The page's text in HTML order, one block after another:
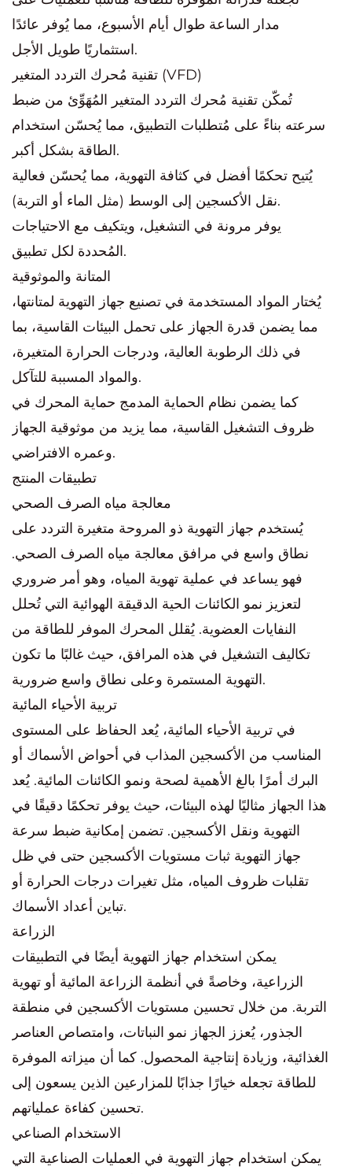
مدار الساعة طوال أيام الأسبوع، مما يُوفر عائدًا
استثماريًا طويل الأجل.
تقنية مُحرك التردد المتغير (VFD)
تُمكّن تقنية مُحرك التردد المتغير المُهَوِّئ من ضبط
سرعته بناءً على مُتطلبات التطبيق، مما يُحسّن استخدام
الطاقة بشكل أكبر.
يُتيح تحكمًا أفضل في كثافة التهوية، مما يُحسّن فعالية
نقل الأكسجين إلى الوسط (مثل الماء أو التربة).
يوفر مرونة في التشغيل، ويتكيف مع الاحتياجات
المُحددة لكل تطبيق.
المتانة والموثوقية
يُختار المواد المستخدمة في تصنيع جهاز التهوية لمتانتها،
مما يضمن قدرة الجهاز على تحمل البيئات القاسية، بما
في ذلك الرطوبة العالية، ودرجات الحرارة المتغيرة،
والمواد المسببة للتآكل.
كما يضمن نظام الحماية المدمج حماية المحرك في
ظروف التشغيل القاسية، مما يزيد من موثوقية الجهاز
وعمره الافتراضي.
تطبيقات المنتج
معالجة مياه الصرف الصحي
يُستخدم جهاز التهوية ذو المروحة متغيرة التردد على
نطاق واسع في مرافق معالجة مياه الصرف الصحي.
فهو يساعد في عملية تهوية المياه، وهو أمر ضروري
لتعزيز نمو الكائنات الحية الدقيقة الهوائية التي تُحلل
النفايات العضوية. يُقلل المحرك الموفر للطاقة من
تكاليف التشغيل في هذه المرافق، حيث غالبًا ما تكون
التهوية المستمرة وعلى نطاق واسع ضرورية.
تربية الأحياء المائية
في تربية الأحياء المائية، يُعد الحفاظ على المستوى
المناسب من الأكسجين المذاب في أحواض الأسماك أو
البرك أمرًا بالغ الأهمية لصحة ونمو الكائنات المائية. يُعد
هذا الجهاز مثاليًا لهذه البيئات، حيث يوفر تحكمًا دقيقًا في
التهوية ونقل الأكسجين. تضمن إمكانية ضبط سرعة
جهاز التهوية ثبات مستويات الأكسجين حتى في ظل
تقلبات ظروف المياه، مثل تغيرات درجات الحرارة أو
تباين أعداد الأسماك.
الزراعة
يمكن استخدام جهاز التهوية أيضًا في التطبيقات
الزراعية، وخاصةً في أنظمة الزراعة المائية أو تهوية
التربة. من خلال تحسين مستويات الأكسجين في منطقة
الجذور، يُعزز الجهاز نمو النباتات، وامتصاص العناصر
الغذائية، وزيادة إنتاجية المحصول. كما أن ميزاته الموفرة
للطاقة تجعله خيارًا جذابًا للمزارعين الذين يسعون إلى
تحسين كفاءة عملياتهم.
الاستخدام الصناعي
يمكن استخدام جهاز التهوية في العمليات الصناعية التي